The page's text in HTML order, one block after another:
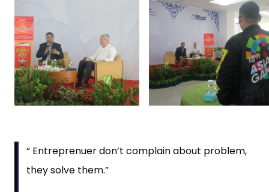
“ Entreprenuer don’t complain about problem,
they solve them.”